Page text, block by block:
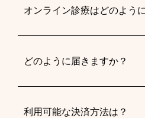
オンライン診療はどのよう
どのように届きますか？
利用可能な決済方法は？